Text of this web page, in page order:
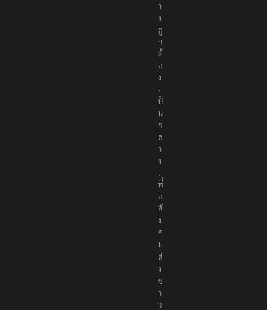
า
ง
ถู
ก
ต้
อ
ง
เ
ป็
น
ก
ล
า
ง
เ
พื่
อ
สั
ง
ค
ม
ส่
ง
ข่
า
ว